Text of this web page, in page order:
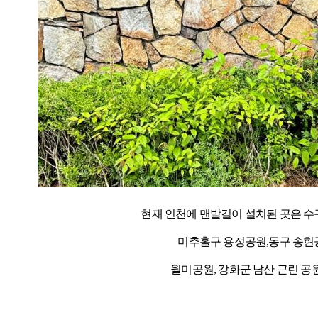
현재 인천에 맨발길이 설치된 곳은
미추홀구 용정공원,동구 송현
월미공원, 강화군 남산 근린 공